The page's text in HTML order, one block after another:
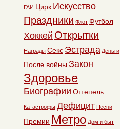
ГАИ Цирк Искусство
Праздники Флот Футбол
Хоккей Открытки
Награды Секс Эстрада Деньги
После войны Закон
Здоровье
Биографии Оттепель
Катастрофы Дефицит Песни
Премии Метро Дом и быт